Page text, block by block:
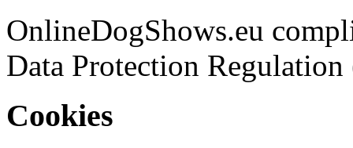
OnlineDogShows.eu
Data Protection
Cookies